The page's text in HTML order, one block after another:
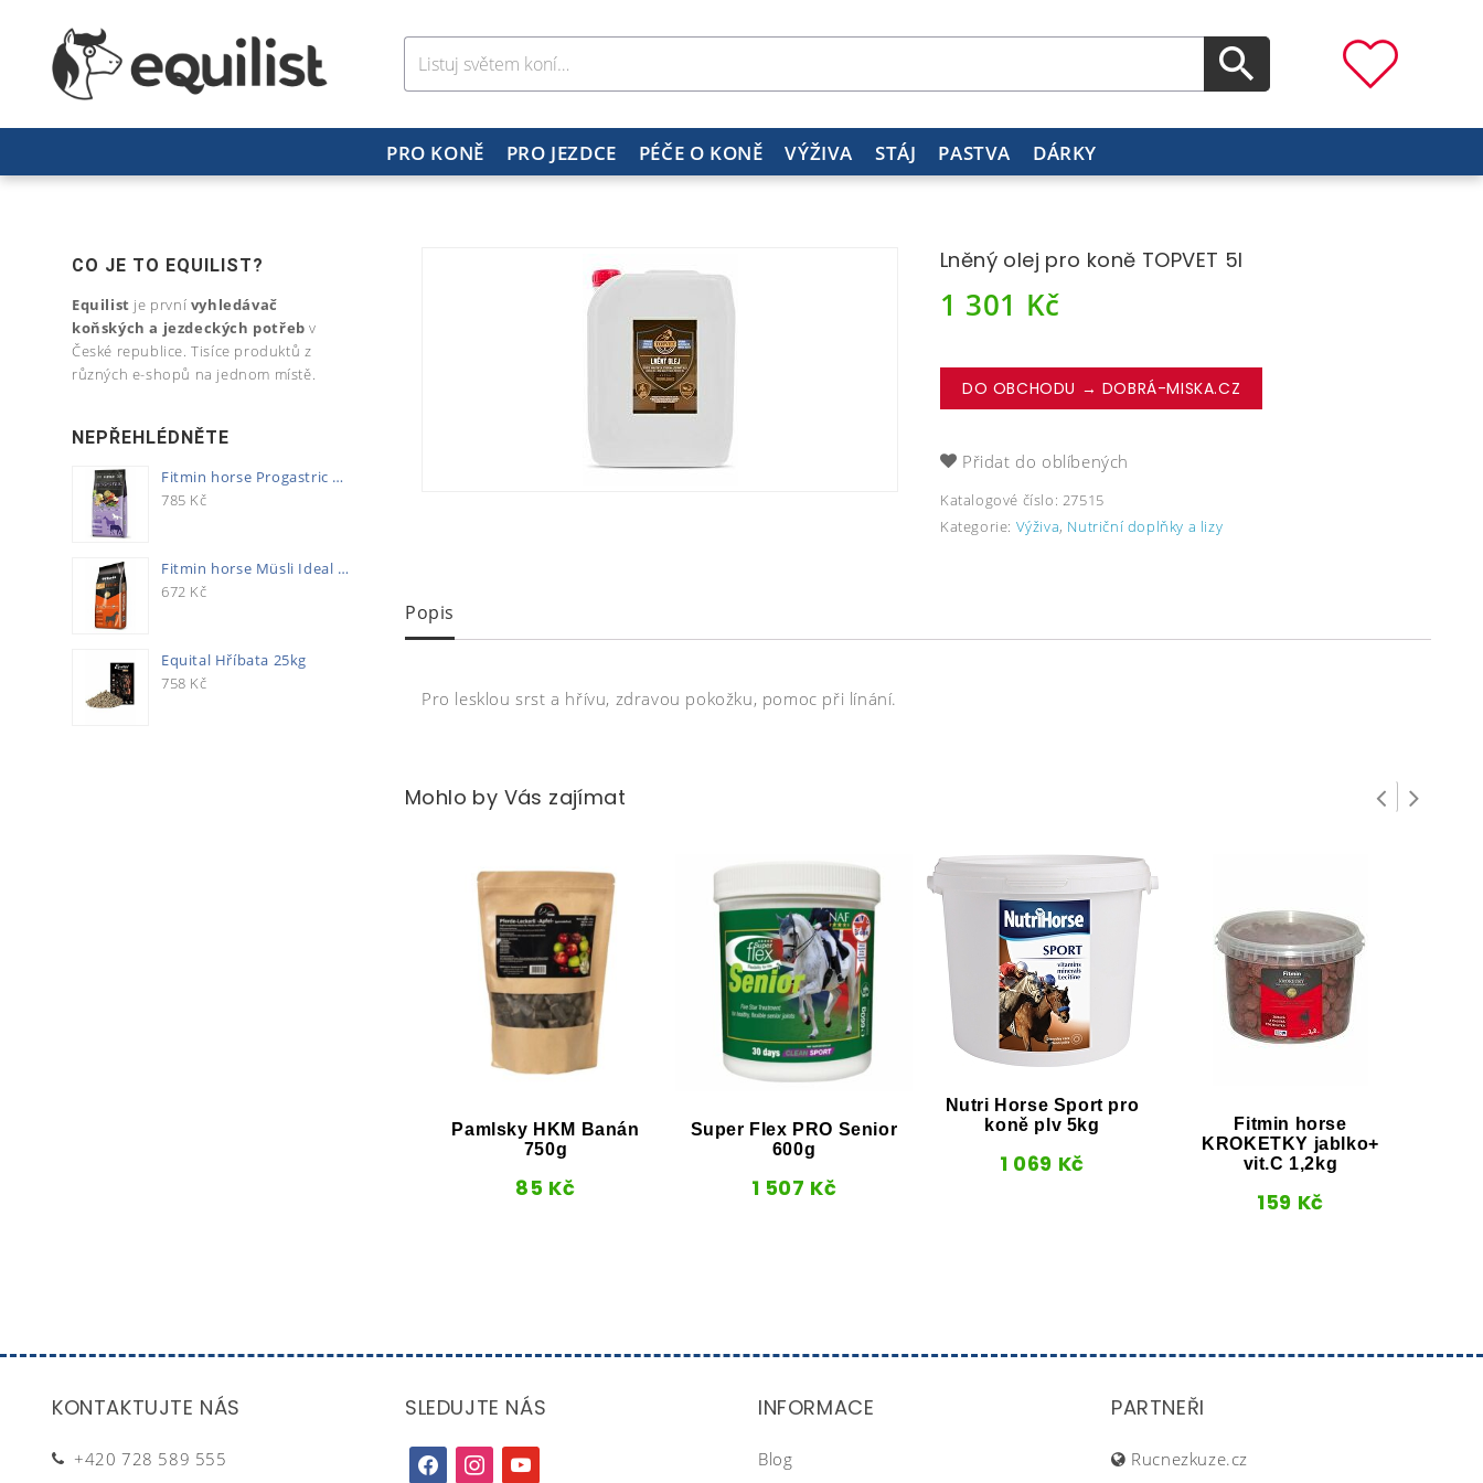
PRO KONĚ PRO JEZDCE PÉČE O KONĚ VÝŽIVA STÁJ PASTVA DÁRKY
Lněný olej pro koně TOPVET 5l
1 301 Kč
DO OBCHODU → DOBRÁ-MISKA.CZ
Přidat do oblíbených
Katalogové číslo: 27515
Kategorie: Výživa, Nutriční doplňky a lizy
Popis
Pro lesklou srst a hřívu, zdravou pokožku, pomoc při línání.
Mohlo by Vás zajímat
Pamlsky HKM Banán
750g
85 Kč
Super Flex PRO Senior
600g
1 507 Kč
Nutri Horse Sport pro
koně plv 5kg
1 069 Kč
Fitmin horse
KROKETKY jablko+
vit.C 1,2kg
159 Kč
CO JE TO EQUILIST?
Equilist je první vyhledávač
koňských a jezdeckých potřeb v
České republice. Tisíce produktů z
různých e-shopů na jednom místě.
NEPŘEHLÉDNĚTE
Fitmin horse Progastric 20kg
785 Kč
Fitmin horse Müsli Ideal 20kg
672 Kč
Equital Hříbata 25kg
758 Kč
KONTAKTUJTE NÁS
+420 728 589 555
SLEDUJTE NÁS
facebookinstagramyoutube
INFORMACE
Blog
PARTNEŘI
Rucnezkuze.cz